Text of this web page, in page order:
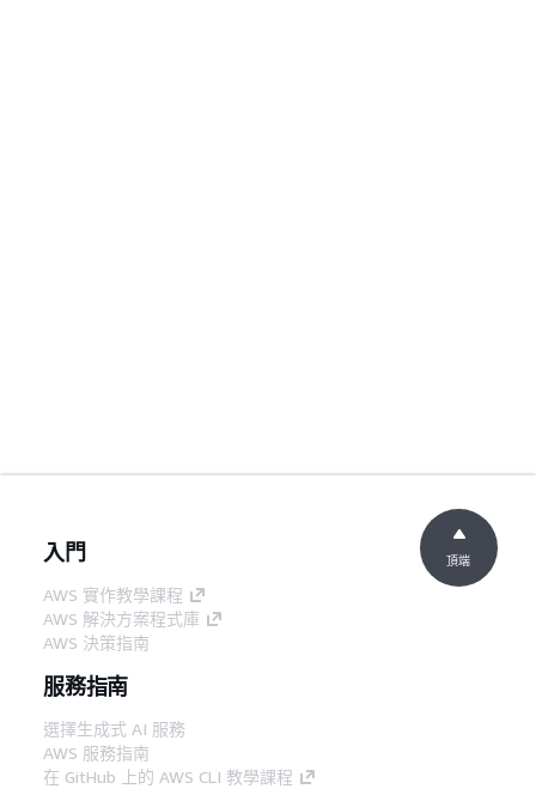
入門
AWS 實作教學課程
AWS 解決方案程式庫
AWS 決策指南
服務指南
選擇生成式 AI 服務
AWS 服務指南
在 GitHub 上的 AWS CLI 教學課程
頂端